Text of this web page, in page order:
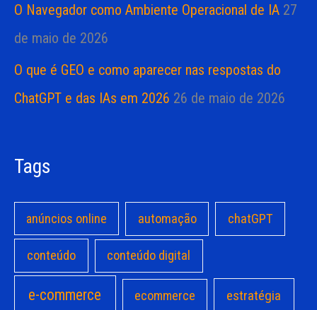
O Navegador como Ambiente Operacional de IA 27
de maio de 2026
O que é GEO e como aparecer nas respostas do
ChatGPT e das IAs em 2026 26 de maio de 2026
Tags
anúncios online automação chatGPT
conteúdo conteúdo digital
e-commerce ecommerce estratégia